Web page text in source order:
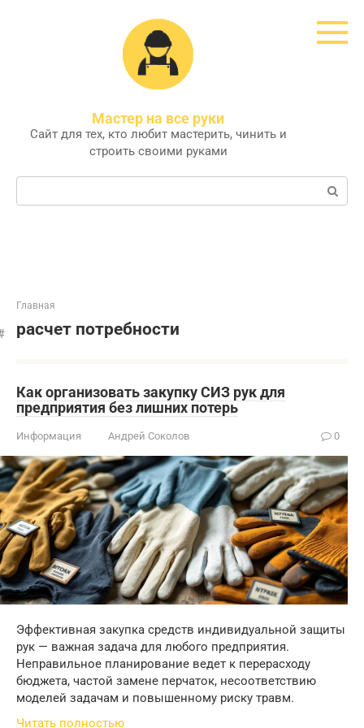
Мастер на все руки
Сайт для тех, кто любит мастерить, чинить и
строить своими руками
Поиск:
Главная
расчет потребности
Как организовать закупку СИЗ рук для
предприятия без лишних потерь
Информация Андрей Соколов 0
Эффективная закупка средств индивидуальной защиты
рук — важная задача для любого предприятия.
Неправильное планирование ведет к перерасходу
бюджета, частой замене перчаток, несоответствию
моделей задачам и повышенному риску травм.
Читать полностью